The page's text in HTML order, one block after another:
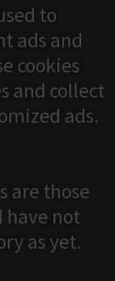
to
ads and
cookies
and collect
ads.
are those
have not
as yet.